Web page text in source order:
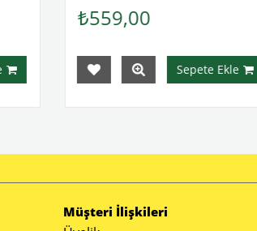
₺559,00
Sepete Ekle
Müşteri İlişkileri